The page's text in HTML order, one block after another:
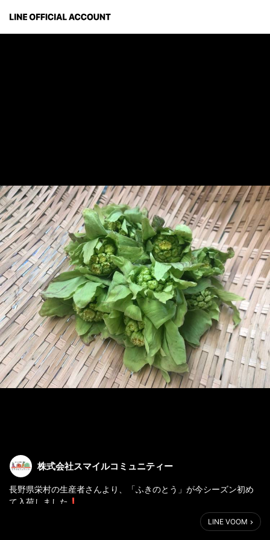
株式会社スマイルコミュニティー
長野県栄村の生産者さんより、「ふきのとう」が今シーズン初め
て入荷しました❗️
小学生の頃、国語の教科書📚で「よいしょ、よいしょ。重たい
LINE VOOM